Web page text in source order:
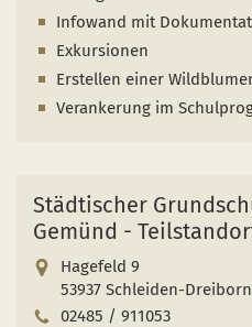
Naturentwicklung
Absterbende Fichten
Der Wolf kehrt zurück
Kinder, Jugendliche
Schulen und Kitas
Barrierefrei unterwegs
Erlebnisregion
Start- und Treffpunkte
Nationalpark-Kitas
Bücher und Karten
Kurzfilme
Afrikanische
einem neuen Fenster)
sich in einem neuen
sich in einem neuen
Infowand mit
Exkursionen
Erstellen einer
Verankerung im
Städtischer
Gemünd -
Hagefeld 9
53937 Schleiden-Dreiborn
02485 / 911053